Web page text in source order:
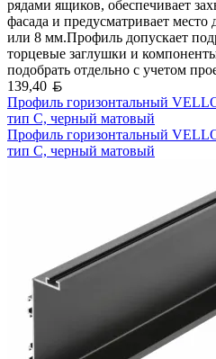
рядами ящиков, обеспечивает
фасада и предусматривает
или 8 мм.Профиль допускает
торцевые заглушки и
подобрать отдельно с учетом
139,40
Профиль горизонтальный
тип С, черный матовый
Профиль горизонтальный
тип С, черный матовый